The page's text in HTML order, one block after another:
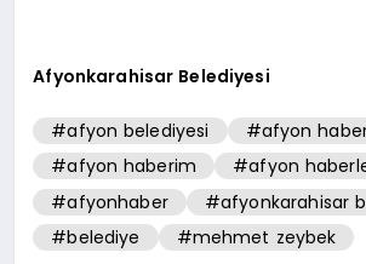
Afyonkarahisar Belediyesi
#afyon belediyesi
#afyon
#afyon haberim
#afyon
#afyonhaber
#afyonkarahisar
#belediye
#mehmet zeybek